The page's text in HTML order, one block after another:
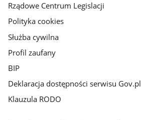
Rządowe Centrum Legislacji
Polityka cookies
Służba cywilna
Profil zaufany
BIP
Deklaracja dostępności serwisu Gov.pl
Klauzula RODO